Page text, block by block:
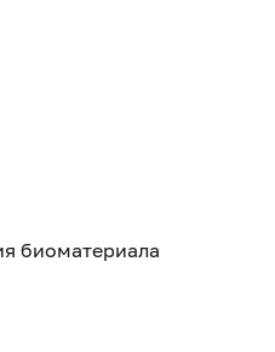
биоматериала